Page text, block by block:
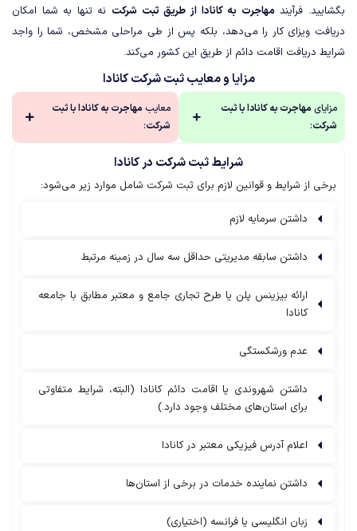
بگشایید. فرآیند مهاجرت به کانادا از طریق ثبت شرکت نه تنها به شما امکان
دریافت ویزای کار را می‌دهد، بلکه پس از طی مراحلی مشخص، شما را واجد
شرایط دریافت اقامت دائم از طریق این کشور می‌کند.
مزایا و معایب ثبت شرکت کانادا​
مزایای مهاجرت به کانادا با ثبت
شرکت:
معایب مهاجرت به کانادا با ثبت
شرکت:
شرایط ثبت شرکت در کانادا
برخی از شرایط و قوانین لازم برای ثبت شرکت شامل موارد زیر می‌شود:
داشتن سرمایه لازم
داشتن سابقه مدیریتی حداقل سه سال در زمینه مرتبط
ارائه بیزینس پلن یا طرح تجاری جامع و معتبر مطابق با جامعه
کانادا
عدم ورشکستگی
داشتن شهروندی یا اقامت دائم کانادا (البته، شرایط متفاوتی
برای استان‌های مختلف وجود دارد.)
اعلام آدرس فیزیکی معتبر در کانادا
داشتن نماینده خدمات در برخی از استان‌ها
زبان انگلیسی یا فرانسه (اختیاری)